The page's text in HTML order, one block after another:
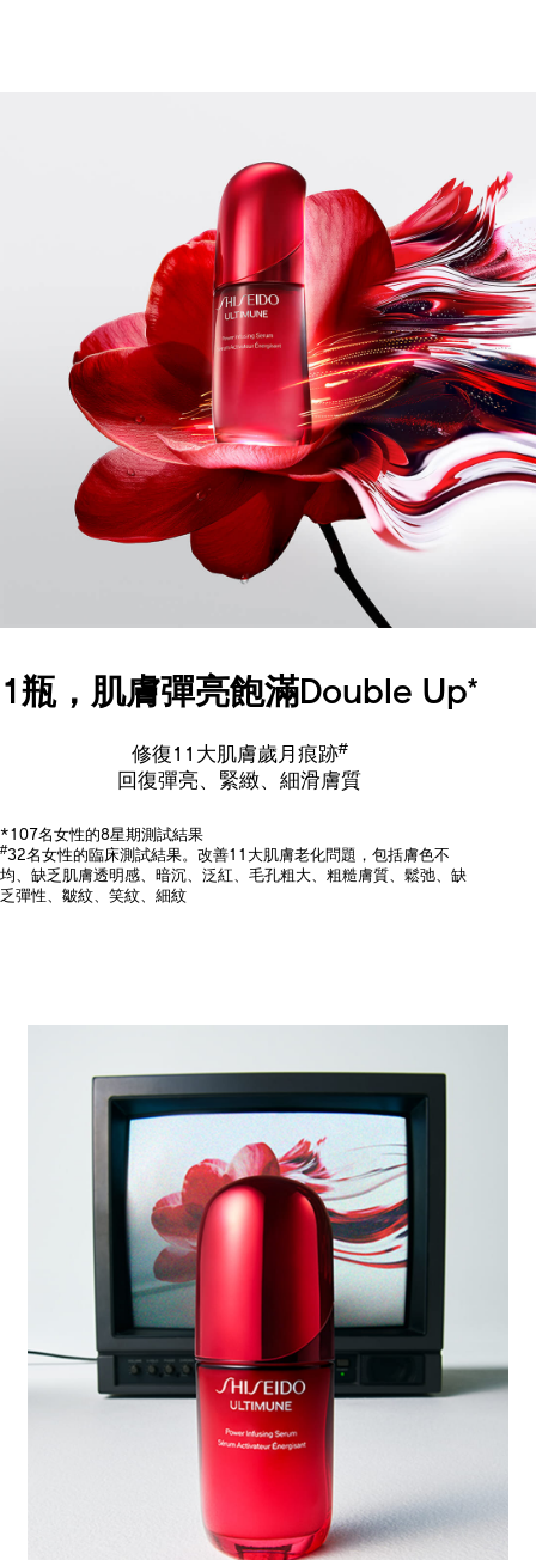
1瓶，肌膚彈亮飽滿Double Up*
修復11大肌膚歲月痕跡#
回復彈亮、緊緻、細滑膚質
*107名女性的8星期測試結果
#32名女性的臨床測試結果。改善11大肌膚老化問題，包括膚色不
均、缺乏肌膚透明感、暗沉、泛紅、毛孔粗大、粗糙膚質、鬆弛、缺
乏彈性、皺紋、笑紋、細紋